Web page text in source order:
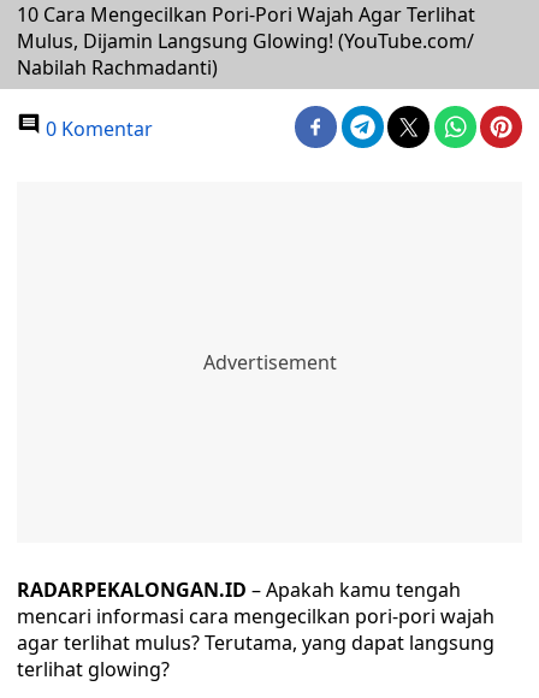
10 Cara Mengecilkan Pori-Pori Wajah Agar Terlihat
Mulus, Dijamin Langsung Glowing! (YouTube.com/
Nabilah Rachmadanti)
0 Komentar
RADARPEKALONGAN.ID – Apakah kamu tengah
mencari informasi cara mengecilkan pori-pori wajah
agar terlihat mulus? Terutama, yang dapat langsung
terlihat glowing?